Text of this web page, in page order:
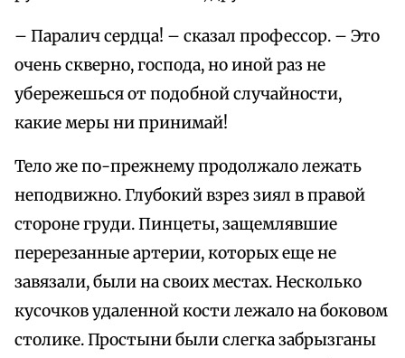
– Паралич сердца! – сказал профессор. – Это
очень скверно, господа, но иной раз не
убережешься от подобной случайности,
какие меры ни принимай!
Тело же по-прежнему продолжало лежать
неподвижно. Глубокий взрез зиял в правой
стороне груди. Пинцеты, защемлявшие
перерезанные артерии, которых еще не
завязали, были на своих местах. Несколько
кусочков удаленной кости лежало на боковом
столике. Простыни были слегка забрызганы